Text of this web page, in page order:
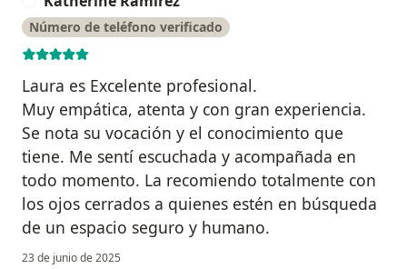
Número de teléfono verificado
Laura es Excelente profesional.
Muy empática, atenta y con gran experiencia.
Se nota su vocación y el conocimiento que
tiene. Me sentí escuchada y acompañada en
todo momento. La recomiendo totalmente con
los ojos cerrados a quienes estén en búsqueda
de un espacio seguro y humano.
23 de junio de 2025